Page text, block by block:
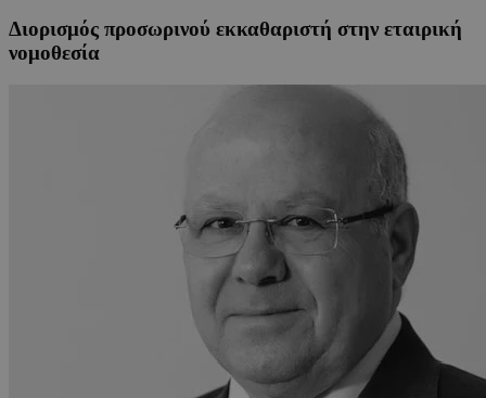
Διορισμός προσωρινού εκκαθαριστή στην εταιρική
νομοθεσία